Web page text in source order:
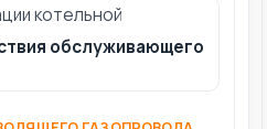
котельной
обслуживающего